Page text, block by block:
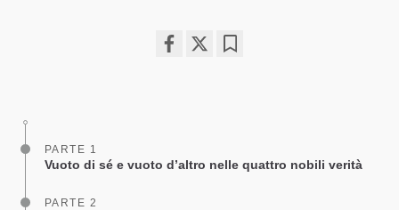
PARTE 1
Vuoto di sé e vuoto d’altro nelle quattro nobili verità
PARTE 2